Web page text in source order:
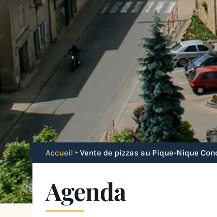
Accueil ‣Vente de pizzas au Pique-Nique
Agenda